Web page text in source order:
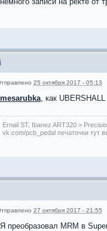
25 октября 2017 - 05:13
mesarubka , как
Ernail ST, Ibanez ART320 >
vk.com/pcb_pedal печаточки тут
27 октября 2017 - 21:55
Я преобразовал MRM в